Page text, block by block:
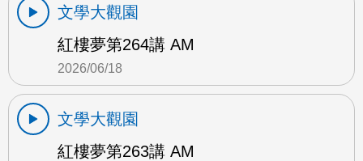
文學大觀園
紅樓夢第264講 AM
2026/06/18
文學大觀園
紅樓夢第263講 AM